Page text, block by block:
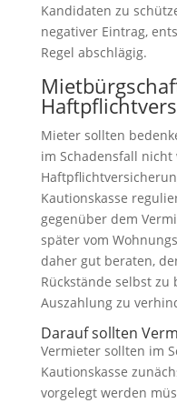
Kandidaten zu
negativer Eintrag,
Regel abschlägig.
Mieter sollten
im Schadensfall
Kautionskasse
gegenüber dem
später vom
daher gut beraten,
Rückstände selbst zu
Auszahlung zu
Darauf sollten
Vermieter sollten im
Kautionskasse
vorgelegt werden